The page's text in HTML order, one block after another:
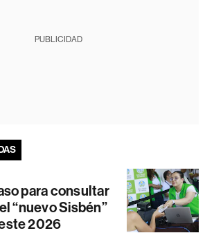
PUBLICIDAD
para consultar
“nuevo Sisbén”
2026